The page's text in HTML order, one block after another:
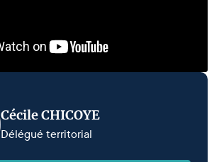
Cécile CHICOYE
Délégué territorial